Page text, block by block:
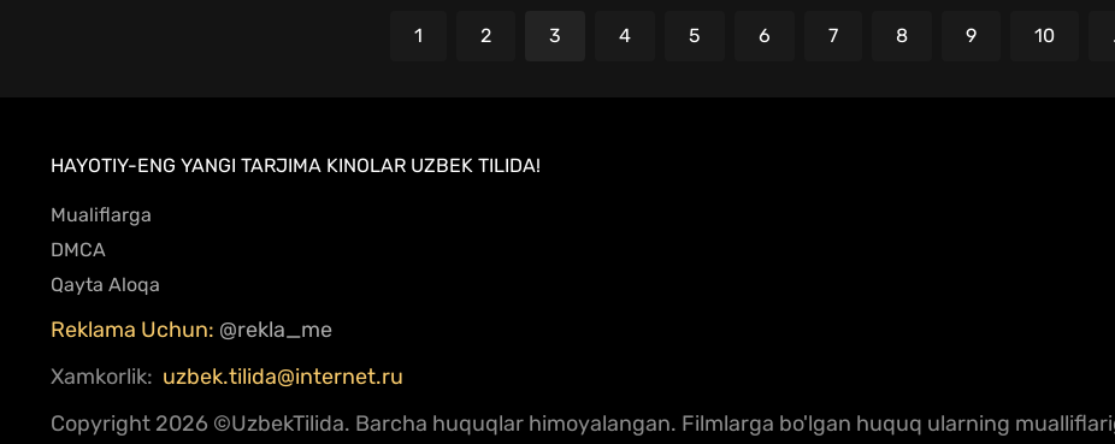
1 2 3 4 5 6 7 8 9 10
HAYOTIY-ENG YANGI TARJIMA KINOLAR UZBEK TILIDA!
Mualiflarga
DMCA
Qayta Aloqa
Reklama Uchun: @rekla_me
Xamkorlik: uzbek.tilida@internet.ru
Copyright 2026 ©UzbekTilida. Barcha huquqlar himoyalangan. Filmlarga bo'lgan huquq ularning